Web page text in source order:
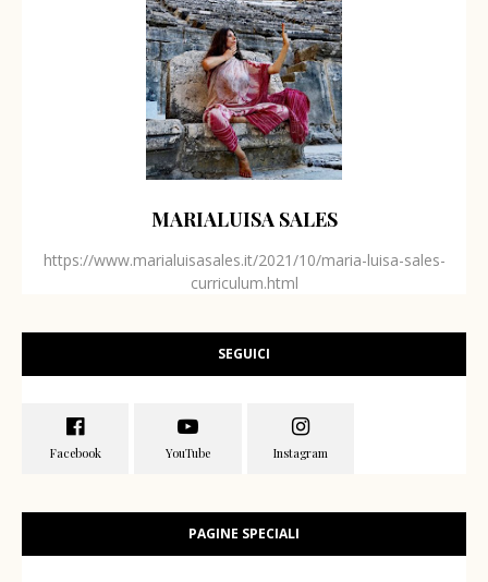
MARIALUISA SALES
https://www.marialuisasales.it/2021/10/maria-luisa-sales-
curriculum.html
SEGUICI
PAGINE SPECIALI